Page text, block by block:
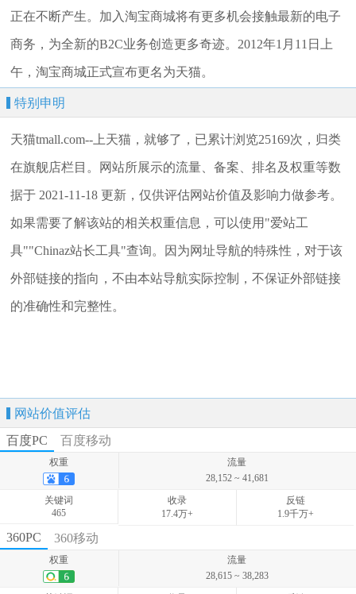
正在不断产生。加入淘宝商城将有更多机会接触最新的电子
商务，为全新的B2C业务创造更多奇迹。2012年1月11日上
午，淘宝商城正式宣布更名为天猫。
特别申明
天猫tmall.com--上天猫，就够了，已累计浏览25169次，归类
在旗舰店栏目。网站所展示的流量、备案、排名及权重等数
据于 2021-11-18 更新，仅供评估网站价值及影响力做参考。
如果需要了解该站的相关权重信息，可以使用"爱站工
具""Chinaz站长工具"查询。因为网址导航的特殊性，对于该
外部链接的指向，不由本站导航实际控制，不保证外部链接
的准确性和完整性。
网站价值评估
百度PC
百度移动
权重
流量
28,152 ~ 41,681
关键词
465
收录
17.4万+
反链
1.9千万+
权重
关键词
997
360PC 360移动
权重
流量
28,615 ~ 38,283